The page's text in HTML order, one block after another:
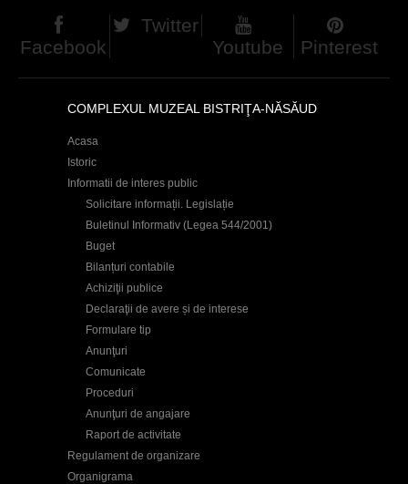
Facebook
Twitter
Youtube
Pinterest
COMPLEXUL MUZEAL BISTRIŢA-NĂSĂUD
Acasa
Istoric
Informatii de interes public
Solicitare informații. Legislație
Buletinul Informativ (Legea 544/2001)
Buget
Bilanțuri contabile
Achiziţii publice
Declaraţii de avere și de interese
Formulare tip
Anunţuri
Comunicate
Proceduri
Anunţuri de angajare
Raport de activitate
Regulament de organizare
Organigrama